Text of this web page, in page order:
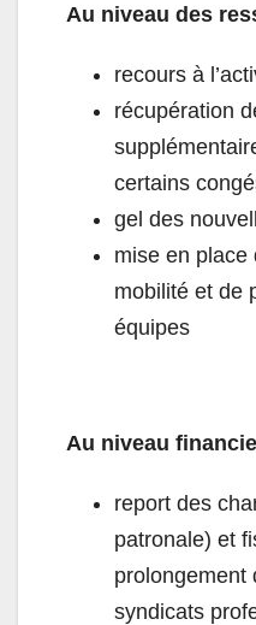
Au niveau des
recours à
récupération
certains
gel des
mise en place
mobilité et de
équipes
Au niveau
report des
patronale) et
prolongement
syndicats